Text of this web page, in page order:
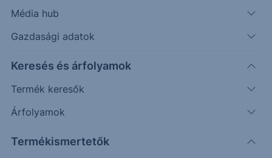
Média hub
Gazdasági adatok
Keresés és árfolyamok
Termék keresők
Árfolyamok
Termékismertetők
Időpont: 26.08.07. 17:34
Előző záró:
355.00
Árfolyamértesítő rögzítése
További információk kérése